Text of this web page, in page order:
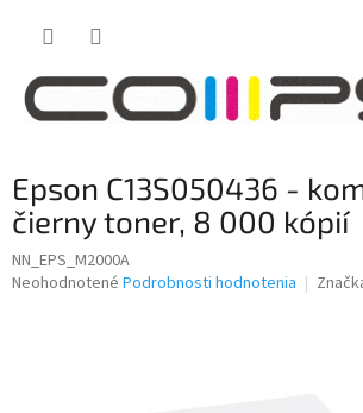
Epson C13S050436 -
čierny toner, 8 000 kópií
NN_EPS_M2000A
Priemerné
Neohodnotené Podrobnosti hodnotenia